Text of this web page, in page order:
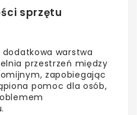
sprzętu
dodatkowa warstwa
przestrzeń między
zapobiegając
pomoc dla osób,